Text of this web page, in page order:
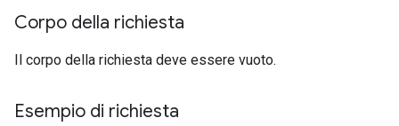
Corpo della richiesta
Il corpo della richiesta deve essere vuoto.
Esempio di richiesta